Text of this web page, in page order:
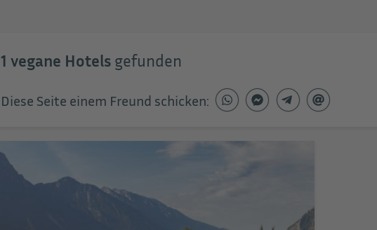
1 vegane Hotels gefunden
Diese Seite einem Freund schicken: